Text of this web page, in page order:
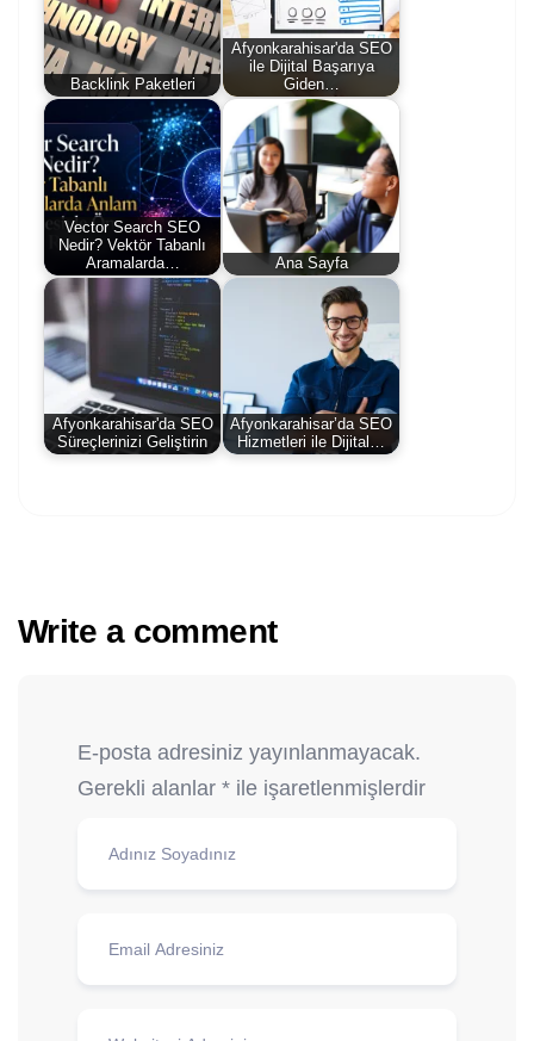
Backlink Paketleri
Afyonkarahisar'da SEO
ile Dijital Başarıya
Giden…
Vector Search SEO
Nedir? Vektör Tabanlı
Aramalarda…
Ana Sayfa
Afyonkarahisar'da SEO
Süreçlerinizi Geliştirin
Afyonkarahisar’da SEO
Hizmetleri ile Dijital…
Write a comment
E-posta adresiniz yayınlanmayacak.
Gerekli alanlar * ile işaretlenmişlerdir